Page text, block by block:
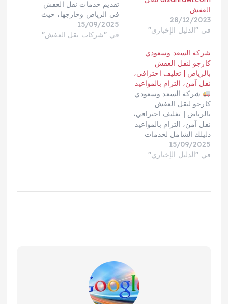
العفش
28/12/2023
في "الدليل الإخباري"
تقديم خدمات نقل العفش
في الرياض وخارجها، حيث
تجمع بين الخبرة الطويلة،
الاحترافية العالية، والالتزام
15/09/2025
في "شركات نقل العفش"
شركة السعد وسعودي
كارجو لنقل العفش
بالرياض | تغليف احترافي،
نقل آمن، التزام بالمواعيد
شركة السعد وسعودي
كارجو لنقل العفش
بالرياض | تغليف احترافي،
نقل آمن، التزام بالمواعيد
دليلك الشامل لخدمات
شركة السعد لنقل العفش
بالرياض داخل الأحياء
15/09/2025
في "الدليل الإخباري"